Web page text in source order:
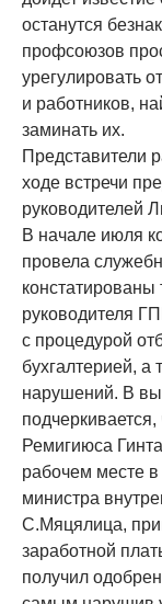
останутся
профсоюзов
урегулировать
и работников,
заминать их.
Представители
ходе встречи
руководителей
В начале июля
провела
руководителя
с процедурой
бухгалтерией, а
нарушений. В
Ремигиюса
рабочем месте
министра
С.Мяцялица,
заработной
получил